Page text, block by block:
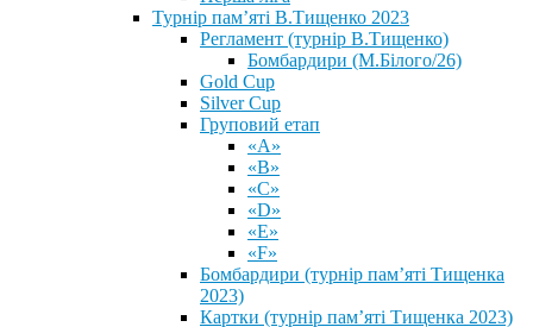
Турнір пам’яті В.Тищенко 2023
Регламент (турнір В.Тищенко)
Бомбардири (М.Білого/26)
Gold Cup
Silver Cup
Груповий етап
«А»
«В»
«С»
«D»
«Е»
«F»
Бомбардири (турнір пам’яті Тищенка
2023)
Картки (турнір пам’яті Тищенка 2023)